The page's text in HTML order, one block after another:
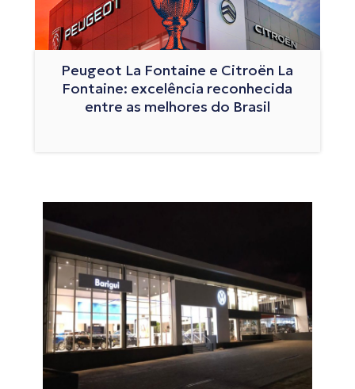
Peugeot La Fontaine e Citroën La
Fontaine: excelência reconhecida
entre as melhores do Brasil